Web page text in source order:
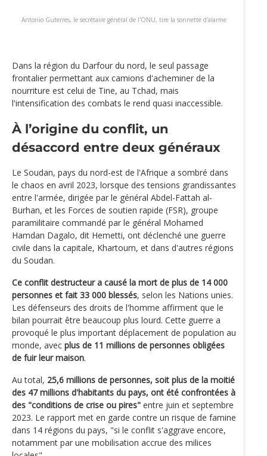
Antonio Guterres, le secrétaire général de l'ONU, tire la sonnette d'alarme
Dans la région du Darfour du nord, le seul passage
frontalier permettant aux camions d'acheminer de la
nourriture est celui de Tine, au Tchad, mais
l'intensification des combats le rend quasi inaccessible.
À l’origine du conflit, un
désaccord entre deux généraux
Le Soudan, pays du nord-est de l'Afrique a sombré dans
le chaos en avril 2023, lorsque des tensions grandissantes
entre l'armée, dirigée par le général Abdel-Fattah al-
Burhan, et les Forces de soutien rapide (FSR), groupe
paramilitaire commandé par le général Mohamed
Hamdan Dagalo, dit Hemetti, ont déclenché une guerre
civile dans la capitale, Khartoum, et dans d'autres régions
du Soudan.
Ce conflit destructeur a causé la mort de plus de 14 000
personnes et fait 33 000 blessés, selon les Nations unies.
Les défenseurs des droits de l'homme affirment que le
bilan pourrait être beaucoup plus lourd. Cette guerre a
provoqué le plus important déplacement de population au
monde, avec plus de 11 millions de personnes obligées
de fuir leur maison.
Au total, 25,6 millions de personnes, soit plus de la moitié
des 47 millions d'habitants du pays, ont été confrontées à
des "conditions de crise ou pires" entre juin et septembre
2023. Le rapport met en garde contre un risque de famine
dans 14 régions du pays, "si le conflit s'aggrave encore,
notamment par une mobilisation accrue des milices